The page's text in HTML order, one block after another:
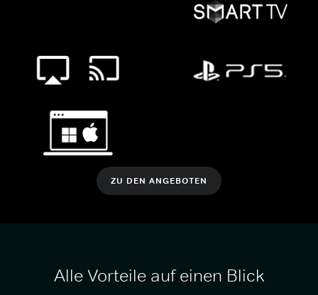
ZU DEN ANGEBOTEN
Alle Vorteile auf einen Blick